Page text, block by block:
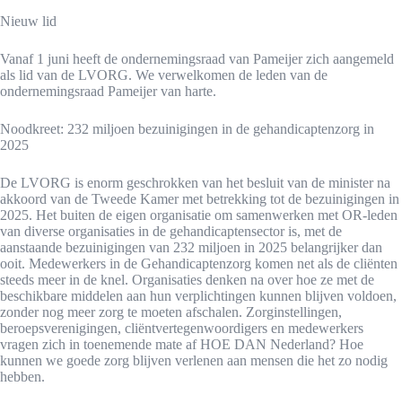
Nieuw lid
Vanaf 1 juni heeft de ondernemingsraad van Pameijer zich aangemeld
als lid van de LVORG. We verwelkomen de leden van de
ondernemingsraad Pameijer van harte.
Noodkreet: 232 miljoen bezuinigingen in de gehandicaptenzorg in
2025
De LVORG is enorm geschrokken van het besluit van de minister na
akkoord van de Tweede Kamer met betrekking tot de bezuinigingen in
2025. Het buiten de eigen organisatie om samenwerken met OR-leden
van diverse organisaties in de gehandicaptensector is, met de
aanstaande bezuinigingen van 232 miljoen in 2025 belangrijker dan
ooit. Medewerkers in de Gehandicaptenzorg komen net als de cliënten
steeds meer in de knel. Organisaties denken na over hoe ze met de
beschikbare middelen aan hun verplichtingen kunnen blijven voldoen,
zonder nog meer zorg te moeten afschalen. Zorginstellingen,
beroepsverenigingen, cliëntvertegenwoordigers en medewerkers
vragen zich in toenemende mate af HOE DAN Nederland? Hoe
kunnen we goede zorg blijven verlenen aan mensen die het zo nodig
hebben.